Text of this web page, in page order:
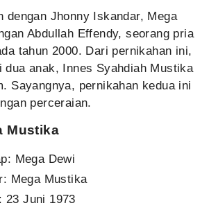
dengan Jhonny Iskandar, Mega
Abdullah Effendy, seorang pria
tahun 2000. Dari pernikahan ini,
dua anak, Innes Syahdiah Mustika
Sayangnya, pernikahan kedua ini
perceraian.
Mustika
Mega Dewi
Mega Mustika
23 Juni 1973